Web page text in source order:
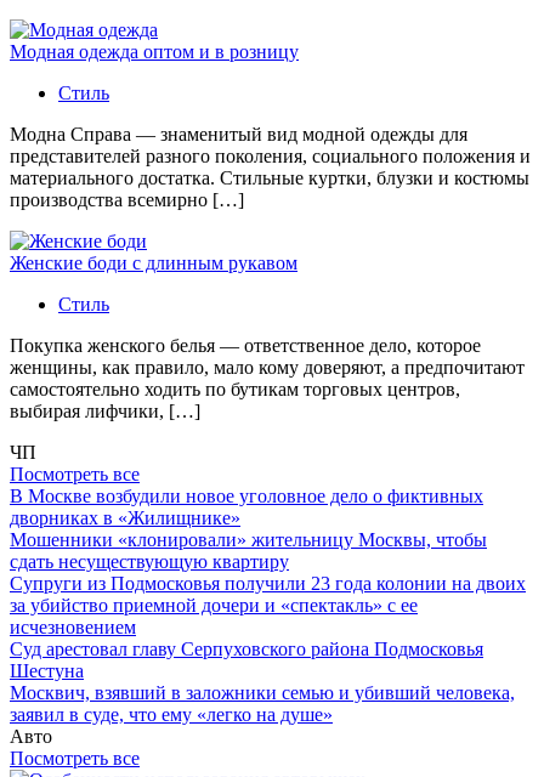
Модная одежда оптом и в розницу
Стиль
Модна Справа — знаменитый вид модной одежды для
представителей разного поколения, социального положения и
материального достатка. Стильные куртки, блузки и костюмы
производства всемирно […]
Женские боди с длинным рукавом
Стиль
Покупка женского белья — ответственное дело, которое
женщины, как правило, мало кому доверяют, а предпочитают
самостоятельно ходить по бутикам торговых центров,
выбирая лифчики, […]
ЧП
Посмотреть все
В Москве возбудили новое уголовное дело о фиктивных
дворниках в «Жилищнике»
Мошенники «клонировали» жительницу Москвы, чтобы
сдать несуществующую квартиру
Супруги из Подмосковья получили 23 года колонии на двоих
за убийство приемной дочери и «спектакль» с ее
исчезновением
Суд арестовал главу Серпуховского района Подмосковья
Шестуна
Москвич, взявший в заложники семью и убивший человека,
заявил в суде, что ему «легко на душе»
Авто
Посмотреть все